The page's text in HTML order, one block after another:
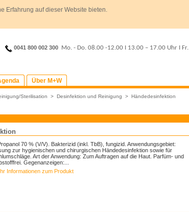
Erfahrung auf dieser Website bieten.
0041 800 002 300 Mo. - Do. 08.00 -12.00 I 13.00 – 17.00 Uhr I Fr.
Über M+W
Sterilisation > Desinfektion und Reinigung > Händedesinfektion
70 % (V/V). Bakterizid (inkl. TbB), fungizid. Anwendungsgebiet:
zur hygienischen und chirurgischen Händedesinfektion sowie für
Art der Anwendung: Zum Auftragen auf die Haut. Parfüm- und
Gegenanzeigen:...
Informationen zum Produkt